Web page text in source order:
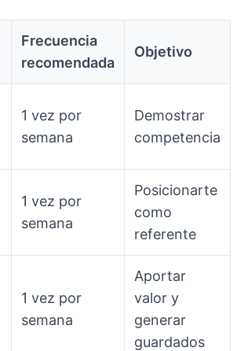
Frecuencia
recomendada
Objetivo
1 vez por
semana
Demostrar
competencia
1 vez por
semana
Posicionarte
como
referente
1 vez por
semana
Aportar
valor y
generar
guardados